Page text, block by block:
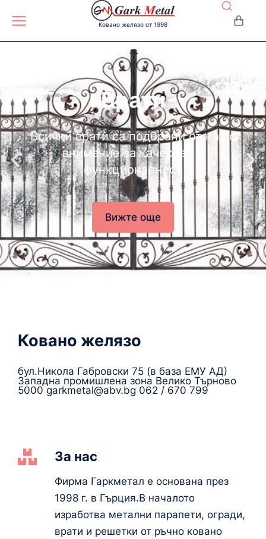
Ковано желязо от 1998
Ковано желязо
бул.Никола Габровски 75 (в база ЕМУ АД)
Западна промишлена зона Велико Търново
5000 garkmetal@abv.bg 062 / 670 799
За нас
Фирма Гаркметал е основана през
1998 г. в Гърция.В началото
изработва метални парапети, огради,
врати и решетки от ръчно ковано